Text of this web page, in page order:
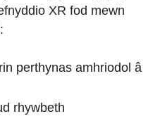
XR fod mewn
perthynas amhriodol â
rhywbeth